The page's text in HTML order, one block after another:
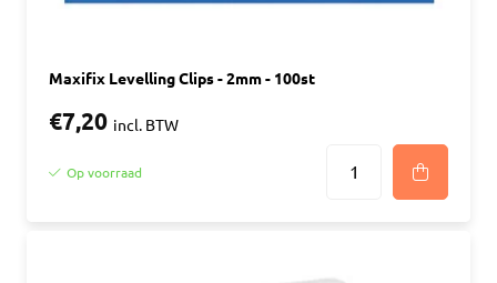
Maxifix Levelling Clips - 2mm - 100st
€7,20 incl. BTW
Op voorraad